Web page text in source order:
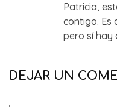
Patricia,
contigo. Es
pero sí hay
DEJAR UN